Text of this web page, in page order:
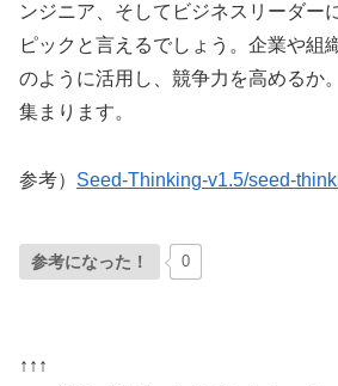
ンジニア、そしてビジネスリーダー
ピックと言えるでしょう。企業や組
のように活用し、競争力を高めるか
集まります。
参考） Seed-Thinking-v1.5/seed-
参考になった！ 0
↑↑↑